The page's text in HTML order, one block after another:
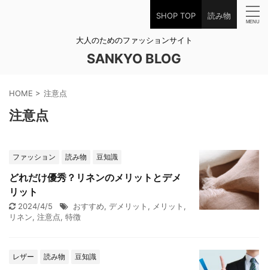
SHOP TOP 読み物
大人のためのファッションサイト
SANKYO BLOG
HOME > 注意点
注意点
ファッション 読み物 豆知識
どれだけ優秀？リネンのメリットとデメ
リット
2024/4/5 おすすめ, デメリット , メリット ,
リネン, 注意点, 特徴
レザー 読み物 豆知識